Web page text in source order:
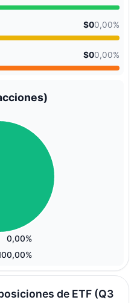
$00,00%
$00,00%
0,00%
de ETF (Q3